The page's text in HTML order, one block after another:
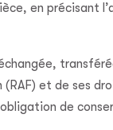
en précisant
(RAF) et de ses
de